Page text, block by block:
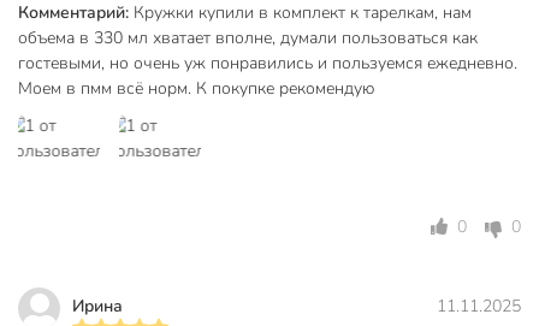
универсальный
сын
Повод для подарка
на каждый день
современный
Дизайн
Комментарий: Кружки купили в комплект к тарелкам, нам
объема в 330 мл хватает вполне, думали пользоваться как
гостевыми, но очень уж понравились и пользуемся ежедневно.
Моем в пмм всё норм. К покупке рекомендую
0 0
Ирина 11.11.2025